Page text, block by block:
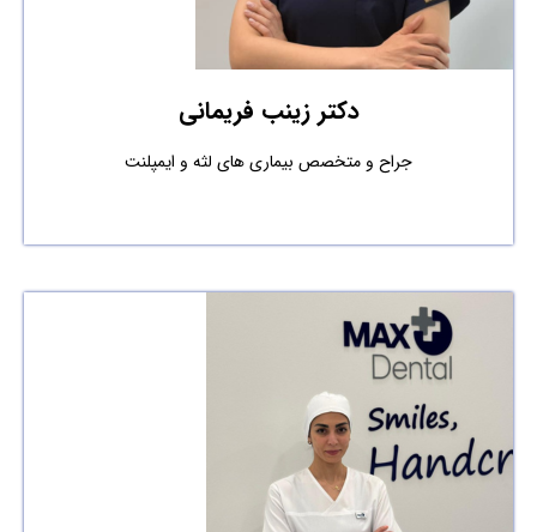
دکتر زینب فریمانی
جراح و متخصص بیماری های لثه و ایمپلنت